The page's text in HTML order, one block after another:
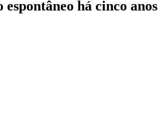
há cinco anos